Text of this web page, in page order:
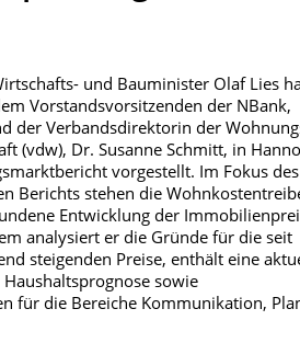
und Bauminister Olaf Lies
Vorstandsvorsitzenden der NBank,
der Verbandsdirektorin der
(vdw), Dr. Susanne Schmitt, in
vorgestellt. Im Fokus
Berichts stehen die
Entwicklung der
analysiert er die Gründe für die seit
steigenden Preise, enthält eine
sowie
für die Bereiche Kommunikation,